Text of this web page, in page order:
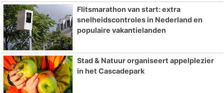
Flitsmarathon van start: extra
snelheidscontroles in Nederland en
populaire vakantielanden
Stad & Natuur organiseert appelplezier
in het Cascadepark